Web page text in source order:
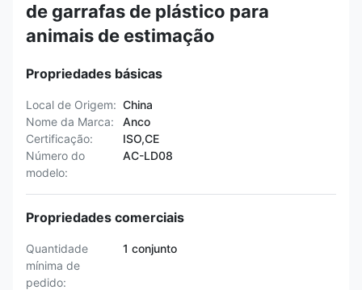
de garrafas de plástico para
animais de estimação
Propriedades básicas
Local de Origem: China
Nome da Marca:
Anco
Certificação:
ISO,CE
Número do
modelo:
AC-LD08
Propriedades comerciais
Quantidade
mínima de
pedido:
1 conjunto